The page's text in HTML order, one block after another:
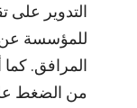
التدوير على
للمؤسسة عن
المرافق. كما
من الضغط